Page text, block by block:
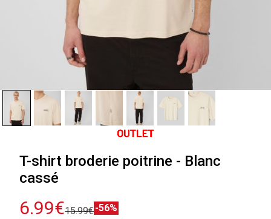
T-shirt broderie poitrine - Blanc
cassé
6.99€15.99€-56%